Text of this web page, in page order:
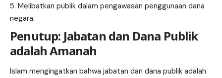
Melibatkan publik dalam pengawasan penggunaan dana
negara.
Penutup: Jabatan dan Dana Publik
adalah Amanah
Islam mengingatkan bahwa jabatan dan dana publik adalah